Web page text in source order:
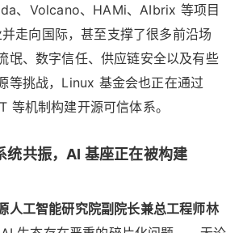
、Volcano、HAMi、AIbrix 等项目
走向国际，甚至支撑了很多前沿场
氓、数字信任、供应链安全以及有些
等挑战，Linux 基金会也正在通过
等机制构建开源可信体系。
统共振，AI 基座正在被构建
人工智能研究院副院长兼总工程师林